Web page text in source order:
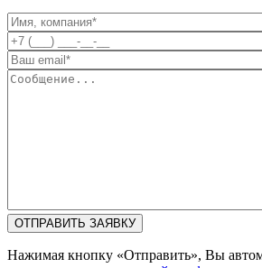
Нажимая кнопку «Отправить», Вы